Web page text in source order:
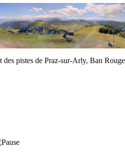
des pistes de Praz-sur-Arly, Ban